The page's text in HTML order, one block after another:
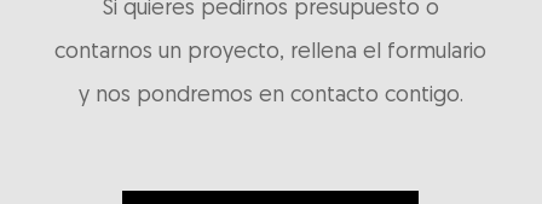
Si quieres pedirnos presupuesto o
contarnos un proyecto, rellena el formulario
y nos pondremos en contacto contigo.